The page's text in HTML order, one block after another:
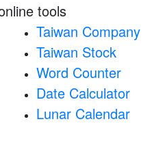
tools
Taiwan Company
Taiwan Stock
Word Counter
Date Calculator
Lunar Calendar